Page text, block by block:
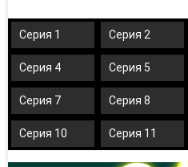
Серия 1 Серия 2
Серия 4 Серия 5
Серия 7 Серия 8
Серия 10 Серия 11